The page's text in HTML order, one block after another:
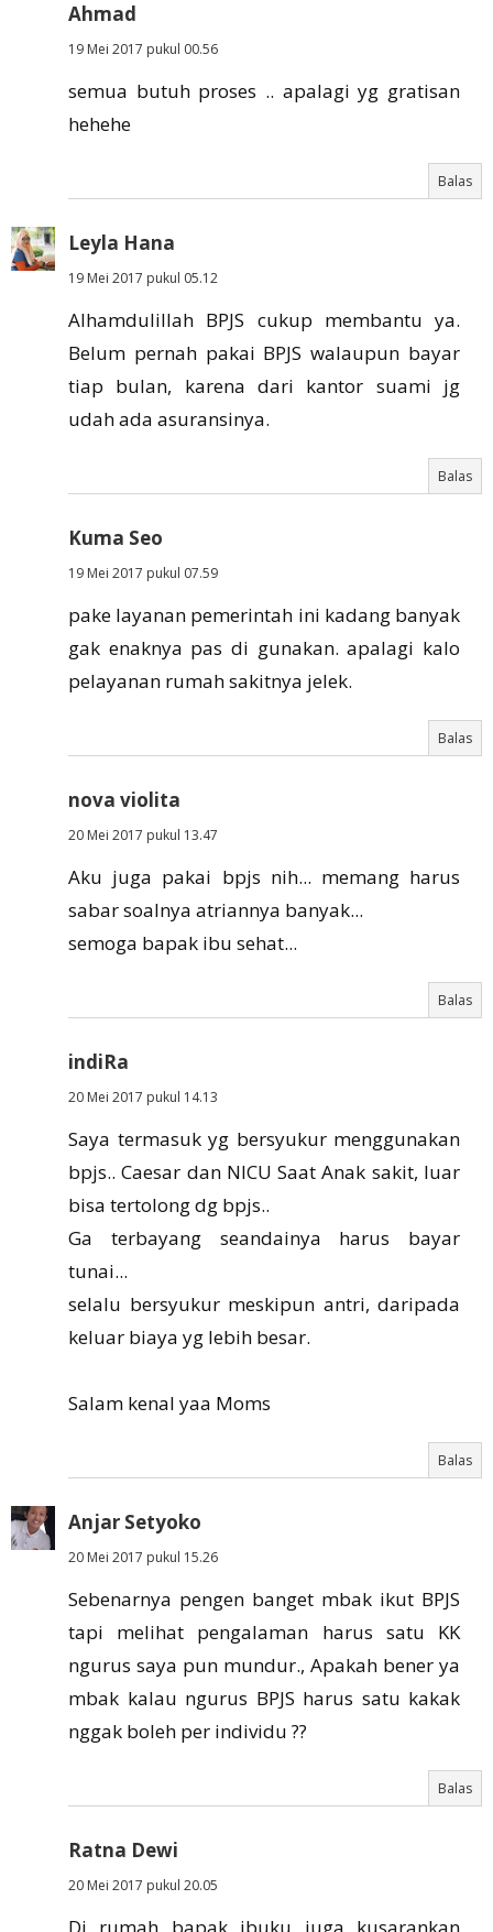
Ahmad
19 Mei 2017 pukul 00.56
semua butuh proses .. apalagi yg gratisan
hehehe
Balas
Leyla Hana
19 Mei 2017 pukul 05.12
Alhamdulillah BPJS cukup membantu ya.
Belum pernah pakai BPJS walaupun bayar
tiap bulan, karena dari kantor suami jg
udah ada asuransinya.
Balas
Kuma Seo
19 Mei 2017 pukul 07.59
pake layanan pemerintah ini kadang banyak
gak enaknya pas di gunakan. apalagi kalo
pelayanan rumah sakitnya jelek.
Balas
nova violita
20 Mei 2017 pukul 13.47
Aku juga pakai bpjs nih... memang harus
sabar soalnya atriannya banyak...
semoga bapak ibu sehat...
Balas
indiRa
20 Mei 2017 pukul 14.13
Saya termasuk yg bersyukur menggunakan
bpjs.. Caesar dan NICU Saat Anak sakit, luar
bisa tertolong dg bpjs..
Ga terbayang seandainya harus bayar
tunai...
selalu bersyukur meskipun antri, daripada
keluar biaya yg lebih besar.
Salam kenal yaa Moms
Balas
Anjar Setyoko
20 Mei 2017 pukul 15.26
Sebenarnya pengen banget mbak ikut BPJS
tapi melihat pengalaman harus satu KK
ngurus saya pun mundur., Apakah bener ya
mbak kalau ngurus BPJS harus satu kakak
nggak boleh per individu ??
Balas
Ratna Dewi
20 Mei 2017 pukul 20.05